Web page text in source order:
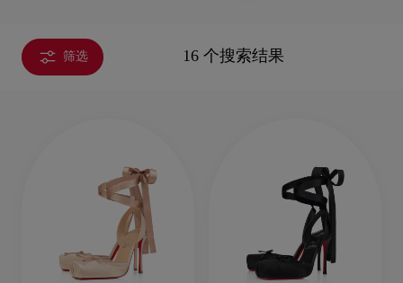
节、围绕足踝的缎带，又或参照舞者暖身造型的舒适时尚暖腿套
筛选 16 个搜索结果